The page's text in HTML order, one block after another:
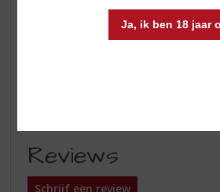
Ja, ik ben 18 jaar
Drinken als
Reviews
Schrijf een review